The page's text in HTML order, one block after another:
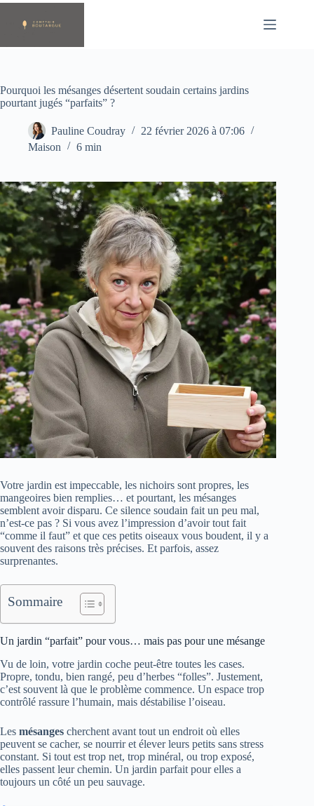
Passer
contenu
Pourquoi les mésanges désertent soudain certains jardins
pourtant jugés “parfaits” ?
Pauline Coudray
22 février 2026 à 07:06
Maison
6 min
Votre jardin est impeccable, les nichoirs sont propres, les
mangeoires bien remplies… et pourtant, les mésanges
semblent avoir disparu. Ce silence soudain fait un peu mal,
n’est-ce pas ? Si vous avez l’impression d’avoir tout fait
“comme il faut” et que ces petits oiseaux vous boudent, il y a
souvent des raisons très précises. Et parfois, assez
surprenantes.
Sommaire
Un jardin “parfait” pour vous… mais pas pour une mésange
Vu de loin, votre jardin coche peut-être toutes les cases.
Propre, tondu, bien rangé, peu d’herbes “folles”. Justement,
c’est souvent là que le problème commence. Un espace trop
contrôlé rassure l’humain, mais déstabilise l’oiseau.
Les mésanges cherchent avant tout un endroit où elles
peuvent se cacher, se nourrir et élever leurs petits sans stress
constant. Si tout est trop net, trop minéral, ou trop exposé,
elles passent leur chemin. Un jardin parfait pour elles a
toujours un côté un peu sauvage.